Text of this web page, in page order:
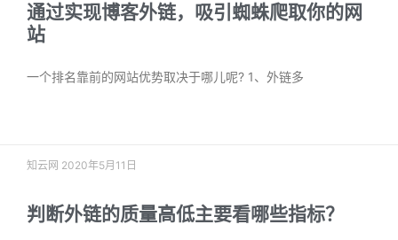
通过实现博客外链，吸引蜘蛛爬取你的网
站
一个排名靠前的网站优势取决于哪儿呢? 1、外链多
知云网 2020年5月11日
判断外链的质量高低主要看哪些指标？